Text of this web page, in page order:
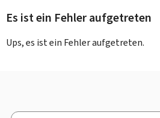
Es ist ein Fehler aufgetreten
Ups, es ist ein Fehler aufgetreten.